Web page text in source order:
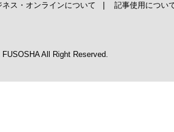
ス・オンラインについて 記事使用につい
All Right Reserved.